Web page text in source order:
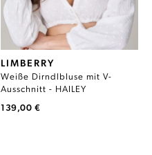
LIMBERRY
Weiße Dirndlbluse mit V-
Ausschnitt - HAILEY
139,00 €